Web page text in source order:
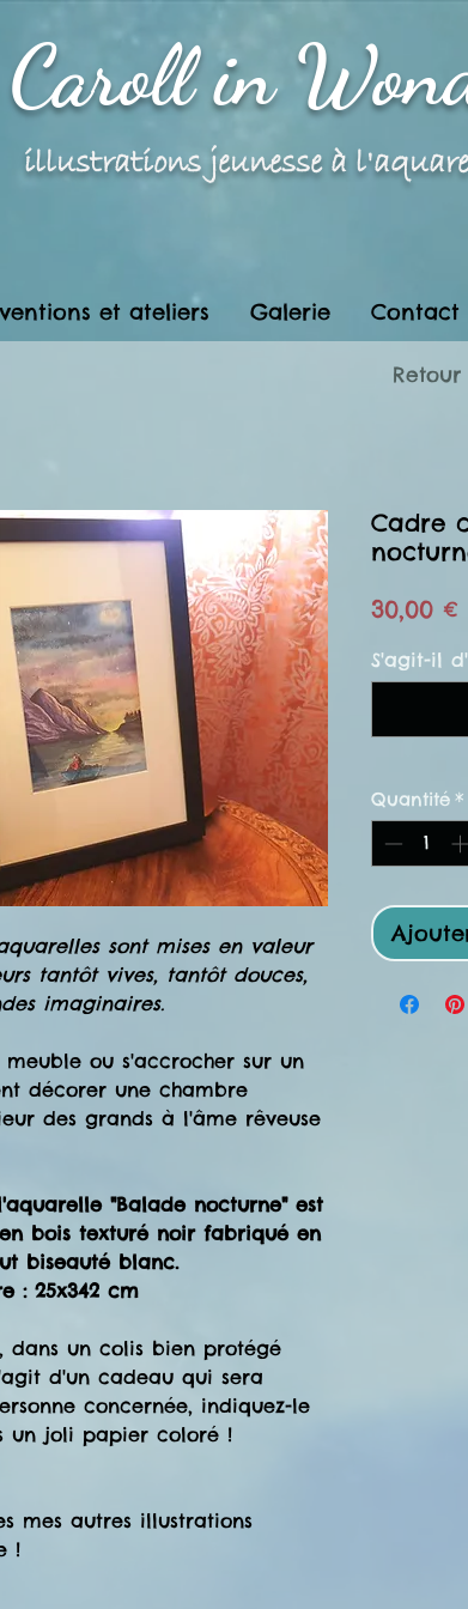
in
illustrations jeunesse à
et ateliers Galerie Contact
sont mises en valeur
tantôt vives, tantôt douces,
imaginaires.
ou s'accrocher sur un
décorer une chambre
des grands à l'âme rêveuse
"Balade nocturne" est
bois texturé noir fabriqué en
biseauté blanc.
: 25x342 cm
dans un colis bien protégé
d'un cadeau qui sera
concernée, indiquez-le
un joli papier coloré !
mes autres illustrations
!
Cadre
30,00 €
S'agit-il
Quantité *